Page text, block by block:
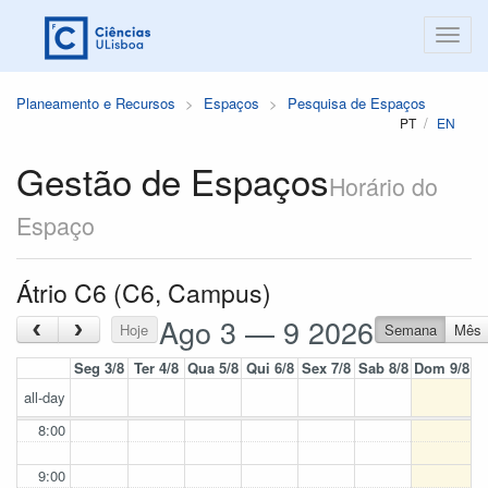
Planeamento e Recursos Espaços Pesquisa de Espaços
PT EN
Gestão de EspaçosHorário do
Espaço
Átrio C6 (C6, Campus)
‹ › Hoje Ago 3 — 9 2026 Semana
Mês
Seg 3/8 Ter 4/8 Qua 5/8 Qui 6/8 Sex 7/8 Sab 8/8 Dom 9/8
all-day
8:00
9:00